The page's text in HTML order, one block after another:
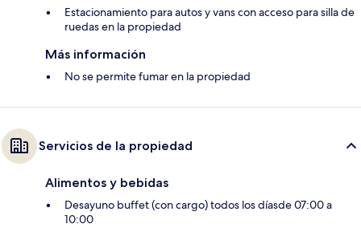
Estacionamiento para autos y vans con acceso para silla de
ruedas en la propiedad
Más información
No se permite fumar en la propiedad
Servicios de la propiedad
Alimentos y bebidas
Desayuno buffet (con cargo) todos los díasde 07:00 a
10:00